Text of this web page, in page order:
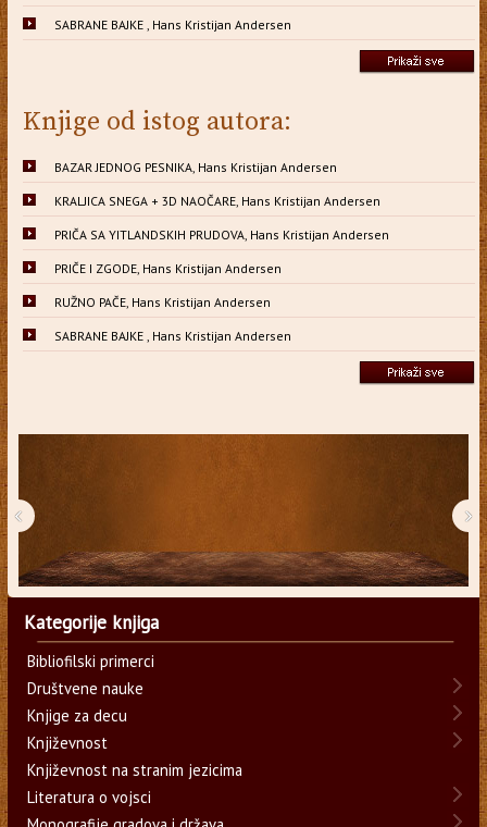
SABRANE BAJKE , Hans Kristijan Andersen
Knjige od istog autora:
BAZAR JEDNOG PESNIKA, Hans Kristijan Andersen
KRALJICA SNEGA + 3D NAOČARE, Hans Kristijan Andersen
PRIČA SA YITLANDSKIH PRUDOVA, Hans Kristijan Andersen
PRIČE I ZGODE, Hans Kristijan Andersen
RUŽNO PAČE, Hans Kristijan Andersen
SABRANE BAJKE , Hans Kristijan Andersen
‹ ›
Kategorije knjiga
Bibliofilski primerci
Društvene nauke
Knjige za decu
Književnost
Književnost na stranim jezicima
Literatura o vojsci